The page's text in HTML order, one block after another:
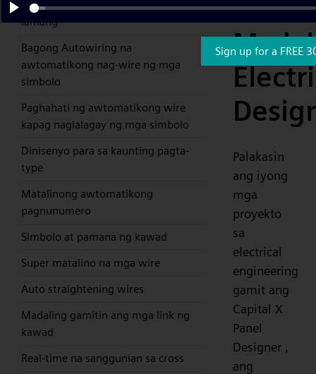
install, simpleng pag-drag at drop
lamang
Bagong Autowiring na
awtomatikong nag-wire ng mga
simbolo
Paghahati ng awtomatikong wire
kapag naglalagay ng mga simbolo
Dinisenyo para sa kaunting pagta-
type
Matalinong awtomatikong
pagnunumero
Simbolo at pamana ng kawad
Super matalino na mga wire
Auto straightening wires
Madaling gamitin ang mga link ng
kawad
Real-time na sanggunian sa cross
at
Palakasin
ang iyong
mga
proyekto
sa
electrical
engineering
gamit ang
Capital X
Panel
Designer ,
ang
Play
Sign up for a FREE